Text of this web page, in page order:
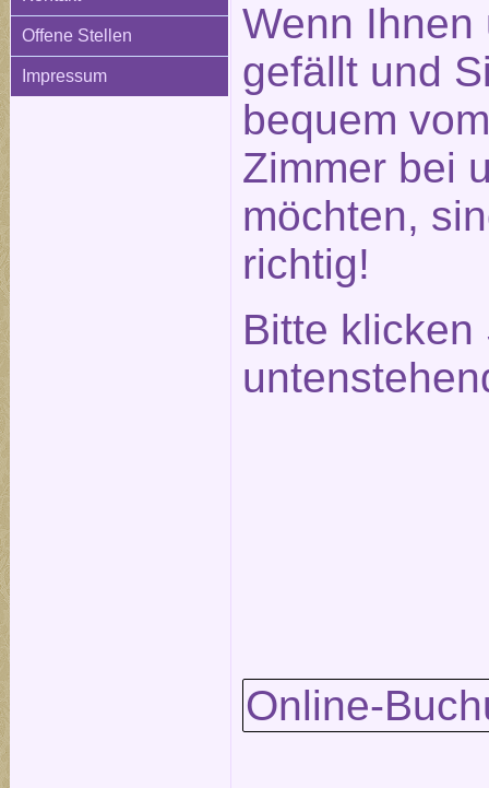
Offene Stellen
Impressum
Wenn Ihnen
gefällt und
bequem
Zimmer bei
möchten,
richtig!
Bitte
Online-